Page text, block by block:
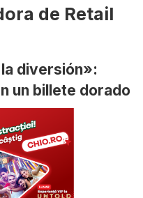
de Retail
diversión»:
un billete dorado